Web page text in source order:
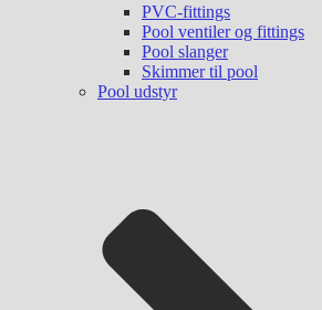
PVC-fittings
Pool ventiler og fittings
Pool slanger
Skimmer til pool
Pool udstyr